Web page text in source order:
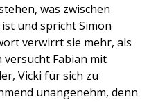
was zwischen
und spricht Simon
verwirrt sie mehr, als
versucht Fabian mit
Vicki für sich zu
unangenehm, denn